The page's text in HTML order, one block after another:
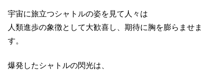
宇宙に旅立つシャトルの姿を見て人々は
人類進歩の象徴として大歓喜し、期待に胸を膨らませま
す。
爆発したシャトルの閃光は、